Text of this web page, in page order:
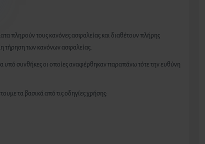
πληρούν τους κανόνες ασφαλείας και διαθέτουν πλήρης
τήρηση των κανόνων ασφαλείας.
υπό συνθήκες οι οποίες αναφέρθηκαν παραπάνω τότε την ευθύνη
τα βασικά από τις οδηγίες χρήσης: